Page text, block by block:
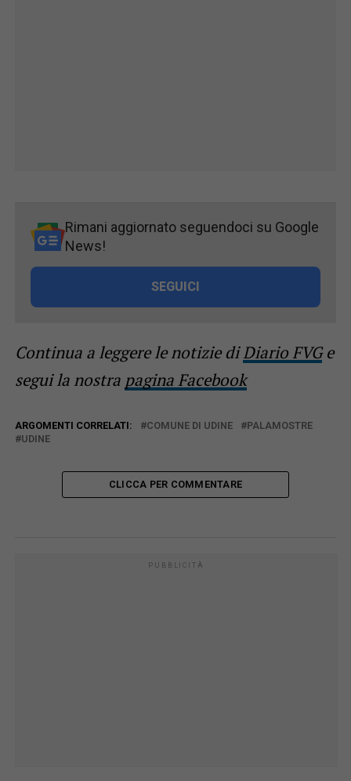
Rimani aggiornato seguendoci su Google
News!
SEGUICI
Continua a leggere le notizie diDiario FVGe
segui la nostra pagina Facebook
ARGOMENTI CORRELATI: COMUNE DI UDINE
PALAMOSTRE
UDINE
CLICCA PER COMMENTARE
PUBBLICITÀ